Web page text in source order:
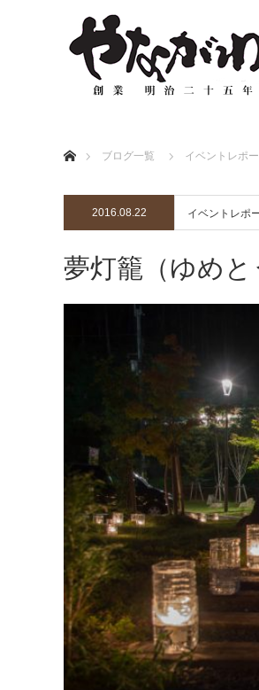
ブログ一覧
イベントレポー
2016.08.22 イベントレポ
夢灯籠（ゆめと